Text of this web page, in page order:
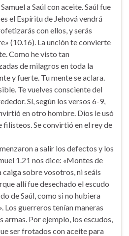
a Saúl con aceite. Saúl fue
el Espíritu de Jehová vendrá
con ellos, y serás
(10.16). La unción te convierte
Como he visto tan
de milagros en toda la
y fuerte. Tu mente se aclara.
Te vuelves consciente del
Sí, según los versos 6-9,
en otro hombre. Dios le usó
filisteos. Se convirtió en el rey de
a salir los defectos y los
1.21 nos dice: «Montes de
sobre vosotros, ni seáis
allí fue desechado el escudo
de Saúl, como si no hubiera
Los guerreros tenían maneras
armas. Por ejemplo, los escudos,
ser frotados con aceite para